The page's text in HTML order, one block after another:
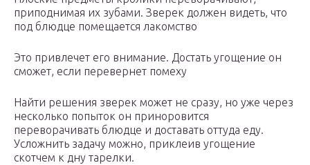
приподнимая их зубами. Зверек должен видеть, что
под блюдце помещается лакомство
Это привлечет его внимание. Достать угощение он
сможет, если перевернет помеху
Найти решения зверек может не сразу, но уже через
несколько попыток он приноровится
переворачивать блюдце и доставать оттуда еду.
Усложнить задачу можно, приклеив угощение
скотчем к дну тарелки.